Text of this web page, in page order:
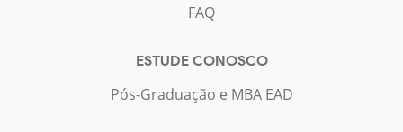
FAQ
ESTUDE CONOSCO
Pós-Graduação e MBA EAD